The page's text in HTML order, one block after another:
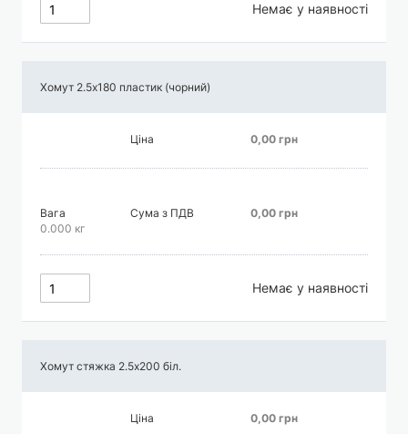
Немає у наявності
Хомут 2.5х180 пластик (чорний)
Ціна 0,00 грн
Вага
0.000 кг
Сума з ПДВ 0,00 грн
Немає у наявності
Хомут стяжка 2.5х200 біл.
Ціна 0,00 грн